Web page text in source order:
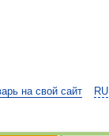
RU
на свой сайт